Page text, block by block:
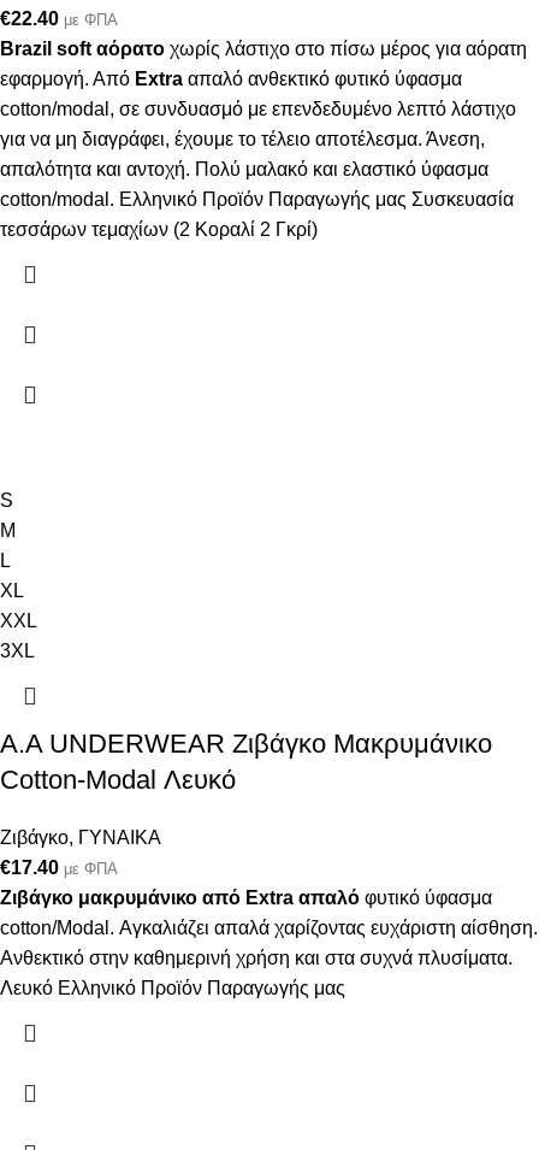
€22.40 με ΦΠΑ
Brazil soft αόρατο χωρίς λάστιχο στο πίσω μέρος για αόρατη
εφαρμογή. Από Extra απαλό ανθεκτικό φυτικό ύφασμα
cotton/modal, σε συνδυασμό με επενδεδυμένο λεπτό λάστιχο
για να μη διαγράφει, έχουμε το τέλειο αποτέλεσμα. Άνεση,
απαλότητα και αντοχή. Πολύ μαλακό και ελαστικό ύφασμα
cotton/modal. Ελληνικό Προϊόν Παραγωγής μας Συσκευασία
τεσσάρων τεμαχίων (2 Κοραλί 2 Γκρί)
S
M
L
XL
XXL
3XL
Α.A UNDERWEAR Ζιβάγκο Μακρυμάνικο
Cotton-Modal Λευκό
Ζιβάγκο, ΓΥΝΑΙΚΑ
€17.40 με ΦΠΑ
Ζιβάγκο μακρυμάνικο από Extra απαλό φυτικό ύφασμα
cotton/Modal. Αγκαλιάζει απαλά χαρίζοντας ευχάριστη αίσθηση.
Ανθεκτικό στην καθημερινή χρήση και στα συχνά πλυσίματα.
Λευκό Ελληνικό Προϊόν Παραγωγής μας